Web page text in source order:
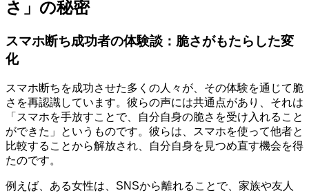
さ」の秘密
スマホ断ち成功者の体験談：脆さがもたらした変
化
スマホ断ちを成功させた多くの人々が、その体験を通じて脆
さを再認識しています。彼らの声には共通点があり、それは
「スマホを手放すことで、自分自身の脆さを受け入れること
ができた」というものです。彼らは、スマホを使って他者と
比較することから解放され、自分自身を見つめ直す機会を得
たのです。
例えば、ある女性は、SNSから離れることで、家族や友人